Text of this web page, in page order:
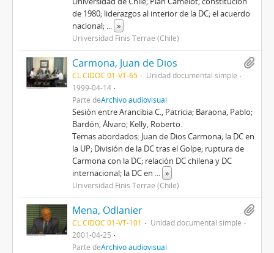
de 1980; liderazgos al interior de la DC; el acuerdo
nacional; ... »
Universidad Finis Terrae (Chile)
Carmona, Juan de Dios
CL CIDOC 01-VT-65
Unidad documental simple
1999-04-14
Parte deArchivo audiovisual
Sesión entre Arancibia C., Patricia; Baraona, Pablo;
Bardón, Álvaro; Kelly, Roberto.
Temas abordados: Juan de Dios Carmona; la DC en
la UP; División de la DC tras el Golpe; ruptura de
Carmona con la DC; relación DC chilena y DC
internacional; la DC en ... »
Universidad Finis Terrae (Chile)
Mena, Odlanier
CL CIDOC 01-VT-101
Unidad documental simple
2001-04-25
Parte deArchivo audiovisual